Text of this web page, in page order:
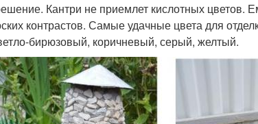
Кантри не приемлет кислотных цветов.
контрастов. Самые удачные цвета для
бирюзовый, коричневый, серый, желтый.